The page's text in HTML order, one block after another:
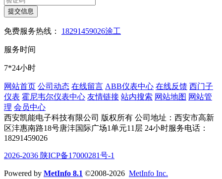
提交信息
免费服务热线： 18291459026涂工
服务时间
7*24小时
网站首页 公司动态 在线留言 ABB仪表中心 在线反馈 西门子
仪表 霍尼韦尔仪表中心 友情链接 站内搜索 网站地图 网站管
理 会员中心
西安凯能电子科技有限公司 版权所有 公司地址：西安市高新
区沣惠南路18号唐沣国际广场1单元11层 24小时服务电话：
18291459026
2026-2036 陕ICP备17000281号-1
Powered by MetInfo 8.1 ©2008-2026 MetInfo Inc.